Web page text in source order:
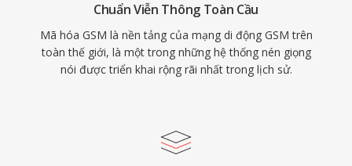
Chuẩn Viễn Thông Toàn Cầu
Mã hóa GSM là nền tảng của mạng di động GSM trên
toàn thế giới, là một trong những hệ thống nén giọng
nói được triển khai rộng rãi nhất trong lịch sử.